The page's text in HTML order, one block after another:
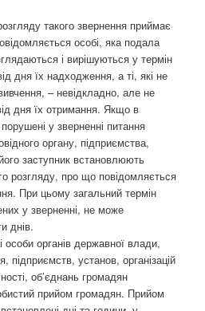
такого звернення приймає
особі, яка подала
і вирішуються у термін
дня їх надходження, а ті, які не
– невідкладно, але не
дня їх отримання. Якщо в
у зверненні питання
органу, підприємства,
заступник встановлюють
розгляду, про що повідомляється
При цьому загальний термін
у зверненні, не може
днів.
особи органів державної влади,
підприємств, установ, організацій
об’єднань громадян
прийом громадян. Прийом